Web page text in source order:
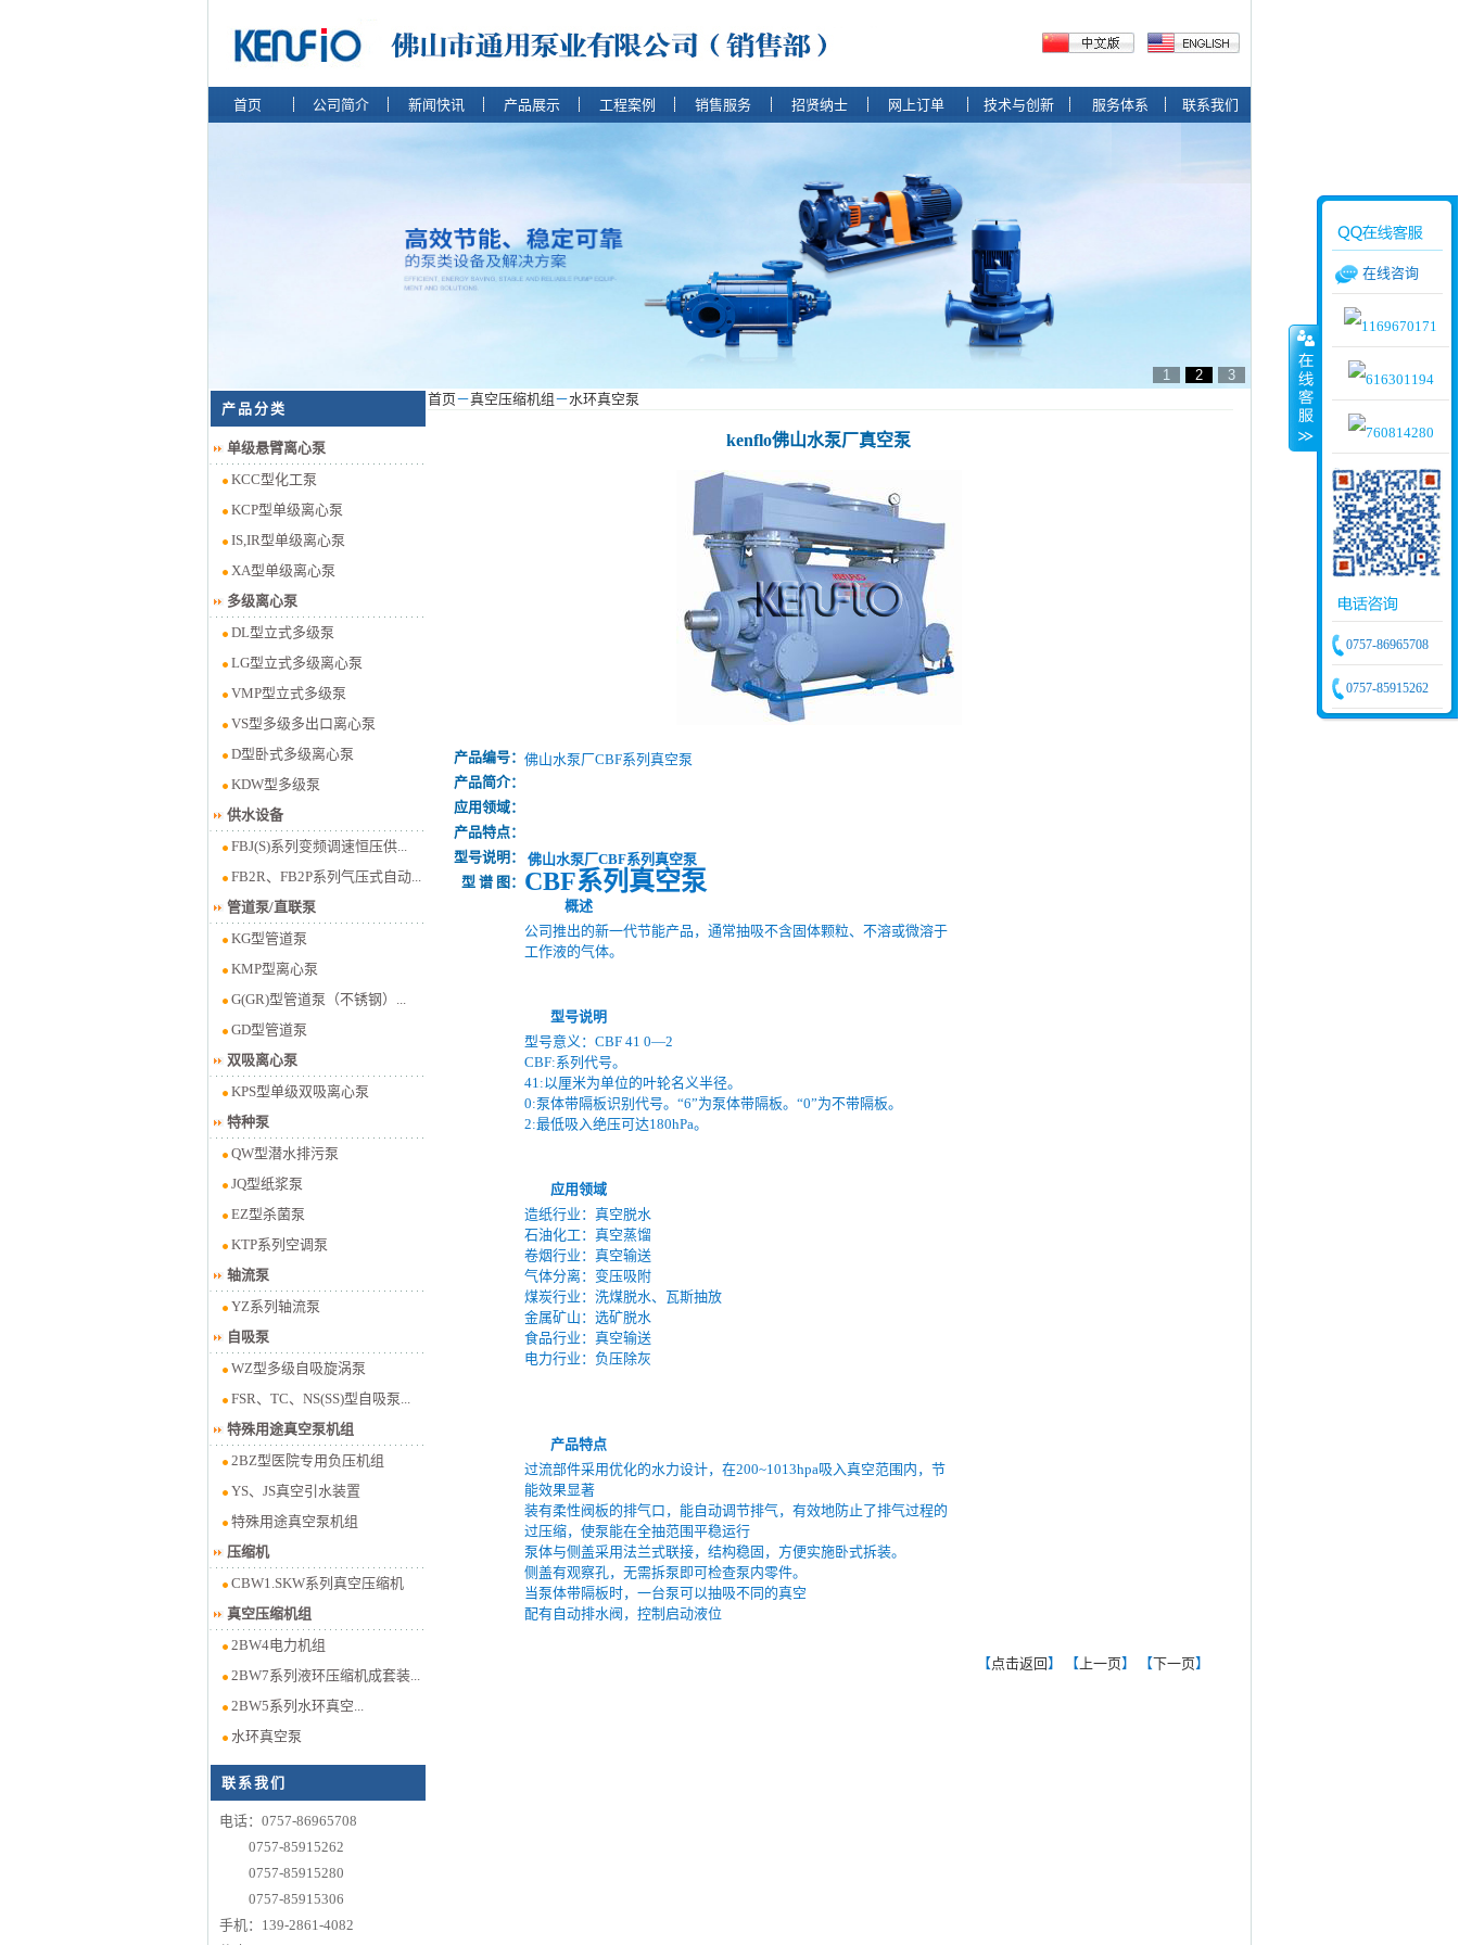
首页 公司简介 新闻快讯 产品展示 工程案例 销售服务 招贤纳士 网上订单 技术与创新 服务体系 联系我们
1 2 3
产品分类
单级悬臂离心泵
KCC型化工泵
KCP型单级离心泵
IS,IR型单级离心泵
XA型单级离心泵
多级离心泵
DL型立式多级泵
LG型立式多级离心泵
VMP型立式多级泵
VS型多级多出口离心泵
D型卧式多级离心泵
KDW型多级泵
供水设备
FBJ(S)系列变频调速恒压供...
FB2R、FB2P系列气压式自动...
管道泵/直联泵
KG型管道泵
KMP型离心泵
G(GR)型管道泵（不锈钢）...
GD型管道泵
双吸离心泵
KPS型单级双吸离心泵
特种泵
QW型潜水排污泵
JQ型纸浆泵
EZ型杀菌泵
KTP系列空调泵
轴流泵
YZ系列轴流泵
自吸泵
WZ型多级自吸旋涡泵
FSR、TC、NS(SS)型自吸泵...
特殊用途真空泵机组
2BZ型医院专用负压机组
YS、JS真空引水装置
特殊用途真空泵机组
压缩机
CBW1.SKW系列真空压缩机
真空压缩机组
2BW4电力机组
2BW7系列液环压缩机成套装...
2BW5系列水环真空...
水环真空泵
联系我们
电话：0757-86965708
0757-85915262
0757-85915280
0757-85915306
手机：139-2861-4082
首页－真空压缩机组 －水环真空泵
kenflo佛山水泵厂真空泵
产品编号： 佛山水泵厂CBF系列真空泵
产品简介：
应用领域：
产品特点：
型号说明：
佛山水泵厂CBF系列真空泵
型 谱 图： CBF系列真空泵
概述
公司推出的新一代节能产品，通常抽吸不含固体颗粒、不溶或微溶于
工作液的气体。
型号说明
型号意义：CBF 41 0—2
CBF:系列代号。
41:以厘米为单位的叶轮名义半径。
0:泵体带隔板识别代号。“6”为泵体带隔板。“0”为不带隔板。
2:最低吸入绝压可达180hPa。
应用领域
造纸行业：真空脱水
石油化工：真空蒸馏
卷烟行业：真空输送
气体分离：变压吸附
煤炭行业：洗煤脱水、瓦斯抽放
金属矿山：选矿脱水
食品行业：真空输送
电力行业：负压除灰
产品特点
过流部件采用优化的水力设计，在200~1013hpa吸入真空范围内，节
能效果显著
装有柔性阀板的排气口，能自动调节排气，有效地防止了排气过程的
过压缩，使泵能在全抽范围平稳运行
泵体与侧盖采用法兰式联接，结构稳固，方便实施卧式拆装。
侧盖有观察孔，无需拆泵即可检查泵内零件。
当泵体带隔板时，一台泵可以抽吸不同的真空
配有自动排水阀，控制启动液位
【 点击返回 】 【 上一页】 【下一页】
在线咨询
0757-86965708
0757-85915262